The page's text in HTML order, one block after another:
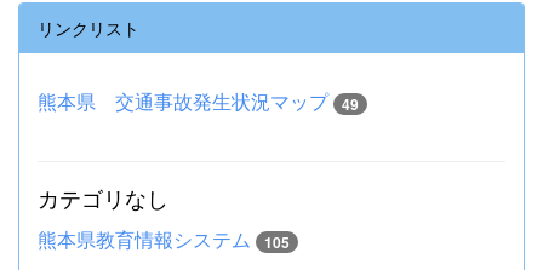
リンクリスト
熊本県 交通事故発生状況マップ 49
カテゴリなし
熊本県教育情報システム 105